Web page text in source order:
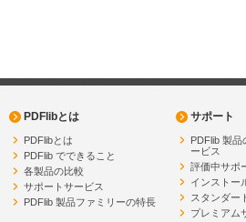
PDFlibとは
PDFlibとは
PDFlib でできること
各製品の比較
サポートサービス
PDFlib 製品ファミリーの特長
サポート
PDFlib 製品
ービス
評価中サポ
インストー
スタンダー
プレミアム